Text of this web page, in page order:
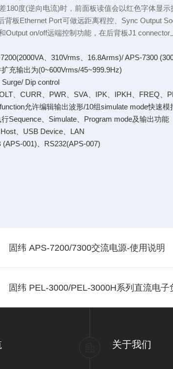
180度(逆向电流)时，前面板读值会以红色字体显
背板Ethernet Port可做远距离程控、Sync Output
Output on/off远端控制功能，在后背板J1 connector
、310Vrms、16.8Arms)/ APS-7300
充输出为(0~600Vrms/45~999.9Hz)
Dip control
、CURR、PWR、SVA、IPK、IPKH、FREQ、
允许编辑输出波形/10组simulate mode快速
Sequence、Simulate、Program mode及输出功能
、USB Device、LAN
(APS-001)、RS232(APS-007)
固纬 APS-7200/7300交流电源-使用说明
固纬 PEL-3000/PEL-3000H系列直流电
关于我们